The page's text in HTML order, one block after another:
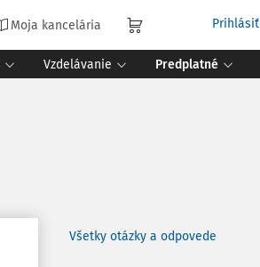
Moja kancelária Prihlásiť
Vzdelávanie Predplatné
Všetky otázky a odpovede